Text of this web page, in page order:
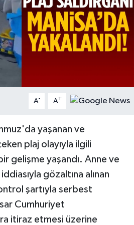
A- A+
yaşanan ve
plaj olayıyla ilgili
gelişme yaşandı. Anne ve
gözaltına alınan
şartıyla serbest
Cumhuriyet
itiraz etmesi üzerine